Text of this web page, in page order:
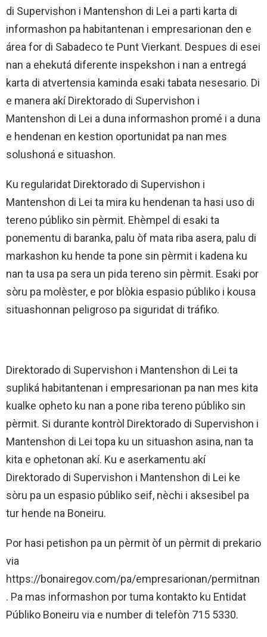
di Supervishon i Mantenshon di Lei a parti karta di
informashon pa habitantenan i empresarionan den e
área for di Sabadeco te Punt Vierkant. Despues di esei
nan a ehekutá diferente inspekshon i nan a entregá
karta di atvertensia kaminda esaki tabata nesesario. Di
e manera akí Direktorado di Supervishon i
Mantenshon di Lei a duna informashon promé i a duna
e hendenan en kestion oportunidat pa nan mes
solushoná e situashon.
Ku regularidat Direktorado di Supervishon i
Mantenshon di Lei ta mira ku hendenan ta hasi uso di
tereno públiko sin pèrmit. Ehèmpel di esaki ta
ponementu di baranka, palu òf mata riba asera, palu di
markashon ku hende ta pone sin pèrmit i kadena ku
nan ta usa pa sera un pida tereno sin pèrmit. Esaki por
sòru pa molèster, e por blòkia espasio públiko i kousa
situashonnan peligroso pa siguridat di tráfiko.
Direktorado di Supervishon i Mantenshon di Lei ta
supliká habitantenan i empresarionan pa nan mes kita
kualke opheto ku nan a pone riba tereno públiko sin
pèrmit. Si durante kontròl Direktorado di Supervishon i
Mantenshon di Lei topa ku un situashon asina, nan ta
kita e ophetonan akí. Ku e aserkamentu akí
Direktorado di Supervishon i Mantenshon di Lei ke
sòru pa un espasio públiko seif, nèchi i aksesibel pa
tur hende na Boneiru.
Por hasi petishon pa un pèrmit òf un pèrmit di prekario
via
https://bonairegov.com/pa/empresarionan/permitnan
. Pa mas informashon por tuma kontakto ku Entidat
Públiko Boneiru via e number di telefòn 715 5330.